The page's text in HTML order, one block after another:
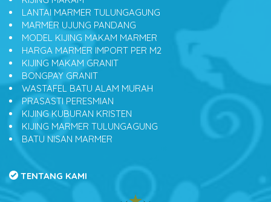
LANTAI MARMER TULUNGAGUNG
MARMER UJUNG PANDANG
MODEL KIJING MAKAM MARMER
HARGA MARMER IMPORT PER M2
KIJING MAKAM GRANIT
BONGPAY GRANIT
WASTAFEL BATU ALAM MURAH
PRASASTI PERESMIAN
KIJING KUBURAN KRISTEN
KIJING MARMER TULUNGAGUNG
BATU NISAN MARMER
TENTANG KAMI